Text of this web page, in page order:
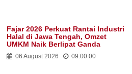
Fajar 2026 Perkuat Rantai Industri
Halal di Jawa Tengah, Omzet
UMKM Naik Berlipat Ganda
06 August 2026 09:00:00